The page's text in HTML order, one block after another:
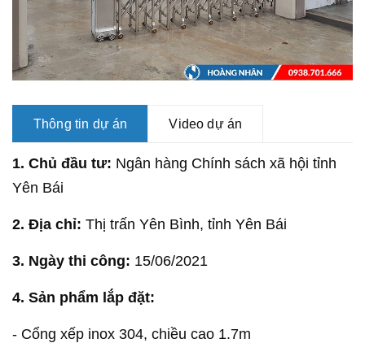
Thông tin dự án Video dự án
1. Chủ đầu tư: Ngân hàng Chính sách xã hội tỉnh
Yên Bái
2. Địa chỉ: Thị trấn Yên Bình, tỉnh Yên Bái
3. Ngày thi công: 15/06/2021
4. Sản phẩm lắp đặt:
- Cổng xếp inox 304, chiều cao 1.7m